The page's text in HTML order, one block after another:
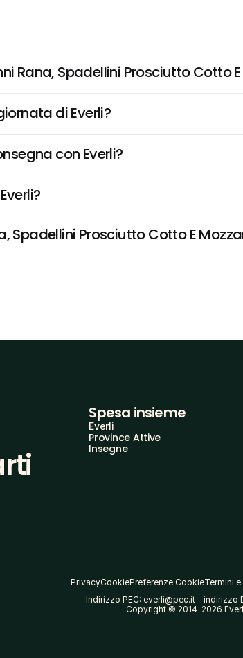
Rana, Spadellini Prosciutto Cotto
di Everli?
con Everli?
Spadellini Prosciutto Cotto E
Spesa insieme
Everli
Province Attive
Insegne
PrivacyCookiePreferenze CookieTermini
Indirizzo PEC: everli@pec.it - indirizzo
Copyright © 2014-2026